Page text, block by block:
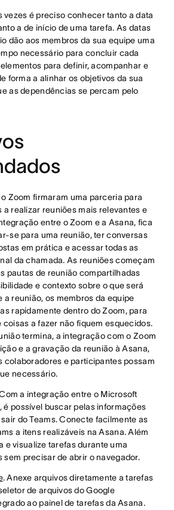
vezes é preciso conhecer tanto a data
a de início de uma tarefa. As datas
dão aos membros da sua equipe uma
necessário para concluir cada
para definir, acompanhar e
forma a alinhar os objetivos da sua
as dependências se percam pelo
o Zoom firmaram uma parceria para
a realizar reuniões mais relevantes e
entre o Zoom e a Asana, fica
se para uma reunião, ter conversas
em prática e acessar todas as
da chamada. As reuniões começam
pautas de reunião compartilhadas
e contexto sobre o que será
a reunião, os membros da equipe
rapidamente dentro do Zoom, para
coisas a fazer não fiquem esquecidos.
termina, a integração com o Zoom
e a gravação da reunião à Asana,
colaboradores e participantes possam
necessário.
a integração entre o Microsoft
é possível buscar pelas informações
do Teams. Conecte facilmente as
a itens realizáveis na Asana. Além
e visualize tarefas durante uma
sem precisar de abrir o navegador.
. Anexe arquivos diretamente a tarefas
de arquivos do Google
ao painel de tarefas da Asana.